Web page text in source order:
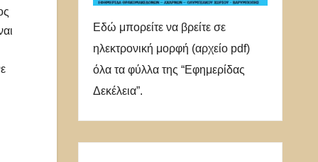
Εδώ μπορείτε να βρείτε σε
ηλεκτρονική μορφή (αρχείο pdf)
όλα τα φύλλα της “Εφημερίδας
Δεκέλεια”.